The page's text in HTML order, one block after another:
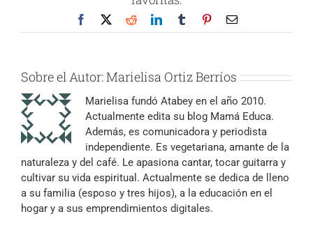
Facebook RedditLinkedInTumblr PinterestCorreo
electrónico
Sobre el Autor:Marielisa Ortiz Berríos
Marielisa fundó Atabey en el año 2010.
Actualmente edita su blog Mamá Educa.
Además, es comunicadora y periodista
independiente. Es vegetariana, amante de la
naturaleza y del café. Le apasiona cantar, tocar guitarra y
cultivar su vida espiritual. Actualmente se dedica de lleno
a su familia (esposo y tres hijos), a la educación en el
hogar y a sus emprendimientos digitales.